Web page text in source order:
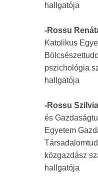
hallgatója
-Rossu
Katolikus
pszichológia
hallgatója
-Rossu Szilvia
és
Egyetem
közgazdász
hallgatója